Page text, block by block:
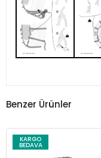
Benzer Ürünler
KARGO
BEDAVA